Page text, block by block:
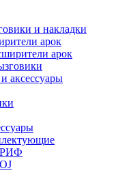
и накладки
арок
арок
аксессуары
РИФ